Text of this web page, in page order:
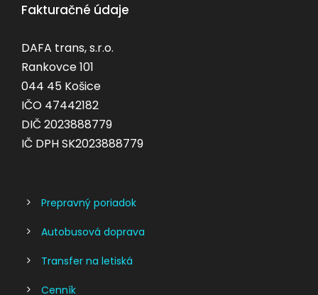
Fakturačné údaje
DAFA trans, s.r.o.
Rankovce 101
044 45 Košice
IČO 47442182
DIČ 2023888779
IČ DPH SK2023888779
Prepravný poriadok
Autobusová doprava
Transfer na letiská
Cenník